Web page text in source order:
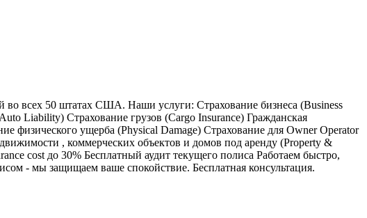
всех 50 штатах США. Наши услуги: Страхование бизнеса (Business
Liability) Страхование грузов (Cargo Insurance) Гражданская
физического ущерба (Physical Damage) Страхование для Owner Operator
, коммерческих объектов и домов под аренду (Property &
cost до 30% Бесплатный аудит текущего полиса Работаем быстро,
- мы защищаем ваше спокойствие. Бесплатная консультация.